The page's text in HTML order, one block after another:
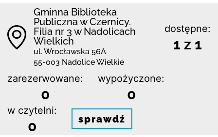
Gminna Biblioteka
Publiczna w Czernicy.
Filia nr 3 w Nadolicach
Wielkich
ul. Wrocławska 56A
55-003 Nadolice Wielkie
dostępne:
1 z 1
zarezerwowane:
0
wypożyczone:
0
w czytelni:
0 sprawdź